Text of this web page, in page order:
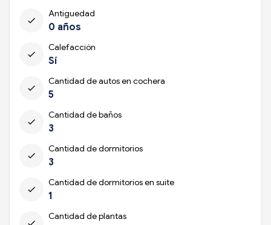
check
Antiguedad
0 años
check
Calefacción
Sí
check
Cantidad de autos en cochera
5
check
Cantidad de baños
3
check
Cantidad de dormitorios
3
check
Cantidad de dormitorios en suite
1
check
Cantidad de plantas